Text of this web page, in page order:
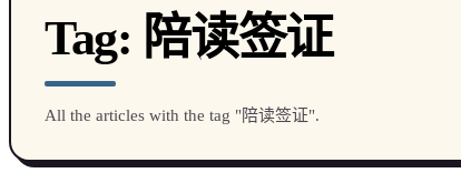
Tag: 陪读签证
All the articles with the tag "陪读签证".